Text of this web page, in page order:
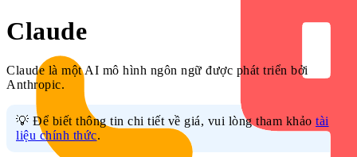
Claude
Claude là một AI mô hình ngôn ngữ được phát triển bởi
Anthropic.
💡 Để biết thông tin chi tiết về giá, vui lòng tham khảo tài
liệu chính thức.